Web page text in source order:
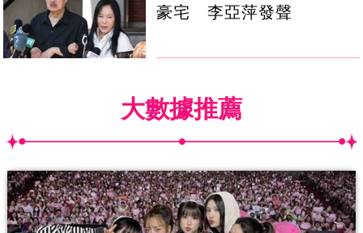
豪宅 李亞萍發聲
大數據推薦